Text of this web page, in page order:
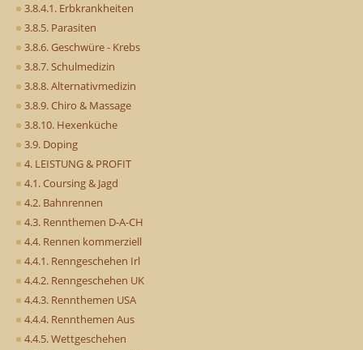
3.8.4.1. Erbkrankheiten
3.8.5. Parasiten
3.8.6. Geschwüre - Krebs
3.8.7. Schulmedizin
3.8.8. Alternativmedizin
3.8.9. Chiro & Massage
3.8.10. Hexenküche
3.9. Doping
4. LEISTUNG & PROFIT
4.1. Coursing & Jagd
4.2. Bahnrennen
4.3. Rennthemen D-A-CH
4.4. Rennen kommerziell
4.4.1. Renngeschehen Irl
4.4.2. Renngeschehen UK
4.4.3. Rennthemen USA
4.4.4. Rennthemen Aus
4.4.5. Wettgeschehen